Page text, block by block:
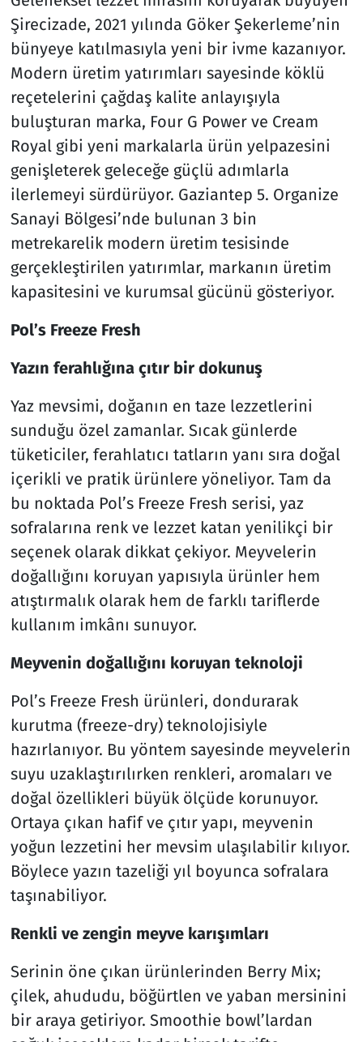
Şirecizade, 2021 yılında Göker Şekerleme’nin
bünyeye katılmasıyla yeni bir ivme kazanıyor.
Modern üretim yatırımları sayesinde köklü
reçetelerini çağdaş kalite anlayışıyla
buluşturan marka, Four G Power ve Cream
Royal gibi yeni markalarla ürün yelpazesini
genişleterek geleceğe güçlü adımlarla
ilerlemeyi sürdürüyor. Gaziantep 5. Organize
Sanayi Bölgesi’nde bulunan 3 bin
metrekarelik modern üretim tesisinde
gerçekleştirilen yatırımlar, markanın üretim
kapasitesini ve kurumsal gücünü gösteriyor.
Pol’s Freeze Fresh
Yazın ferahlığına çıtır bir dokunuş
Yaz mevsimi, doğanın en taze lezzetlerini
sunduğu özel zamanlar. Sıcak günlerde
tüketiciler, ferahlatıcı tatların yanı sıra doğal
içerikli ve pratik ürünlere yöneliyor. Tam da
bu noktada Pol’s Freeze Fresh serisi, yaz
sofralarına renk ve lezzet katan yenilikçi bir
seçenek olarak dikkat çekiyor. Meyvelerin
doğallığını koruyan yapısıyla ürünler hem
atıştırmalık olarak hem de farklı tariflerde
kullanım imkânı sunuyor.
Meyvenin doğallığını koruyan teknoloji
Pol’s Freeze Fresh ürünleri, dondurarak
kurutma (freeze-dry) teknolojisiyle
hazırlanıyor. Bu yöntem sayesinde meyvelerin
suyu uzaklaştırılırken renkleri, aromaları ve
doğal özellikleri büyük ölçüde korunuyor.
Ortaya çıkan hafif ve çıtır yapı, meyvenin
yoğun lezzetini her mevsim ulaşılabilir kılıyor.
Böylece yazın tazeliği yıl boyunca sofralara
taşınabiliyor.
Renkli ve zengin meyve karışımları
Serinin öne çıkan ürünlerinden Berry Mix;
çilek, ahududu, böğürtlen ve yaban mersinini
bir araya getiriyor. Smoothie bowl’lardan